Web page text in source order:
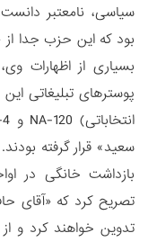
سیاسی، نامعتبر
بود که این حزب جدا از
بسیاری از اظهارات
پوسترهای تبلیغاتی
سعید» قرار گرفته
تصریح کرد که «آقای
تدوین خواهند کرد و از